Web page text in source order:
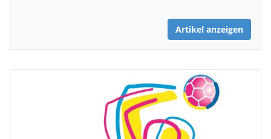
Artikel anzeigen